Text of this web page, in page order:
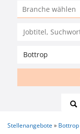
Stellenangebote Bottrop